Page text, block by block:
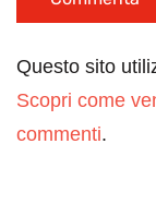
Questo sito
Scopri come
commenti.